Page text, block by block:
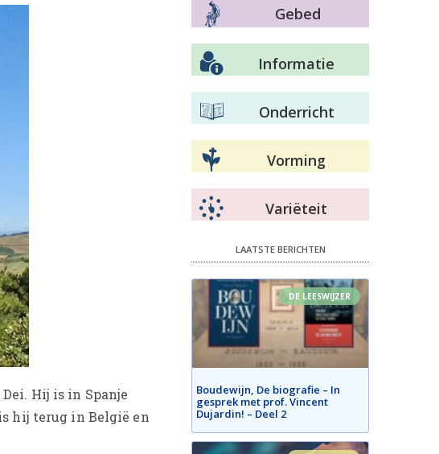
Hij is in Spanje
hij terug in België en
Gebed
Informatie
Onderricht
Vorming
Variëteit
LAATSTE BERICHTEN
DE LEESWIJZER
Boudewijn, De biografie – In
gesprek met prof. Vincent
Dujardin! – Deel 2